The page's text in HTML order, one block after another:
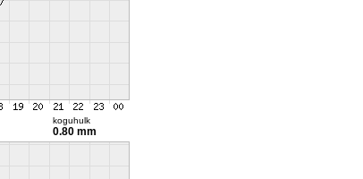
koguhulk
0.80 mm